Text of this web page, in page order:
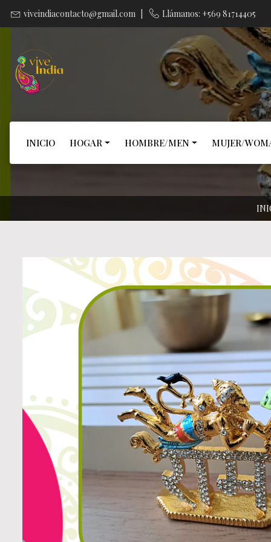
viveindiacontacto@gmail.com Llámanos: +569 81714405
INICIO HOGAR HOMBRE/MEN MUJER/